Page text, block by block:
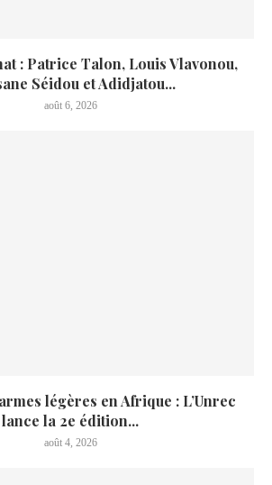
: Patrice Talon, Louis Vlavonou,
Séidou et Adidjatou...
août 6, 2026
légères en Afrique : L’Unrec
lance la 2e édition...
août 4, 2026